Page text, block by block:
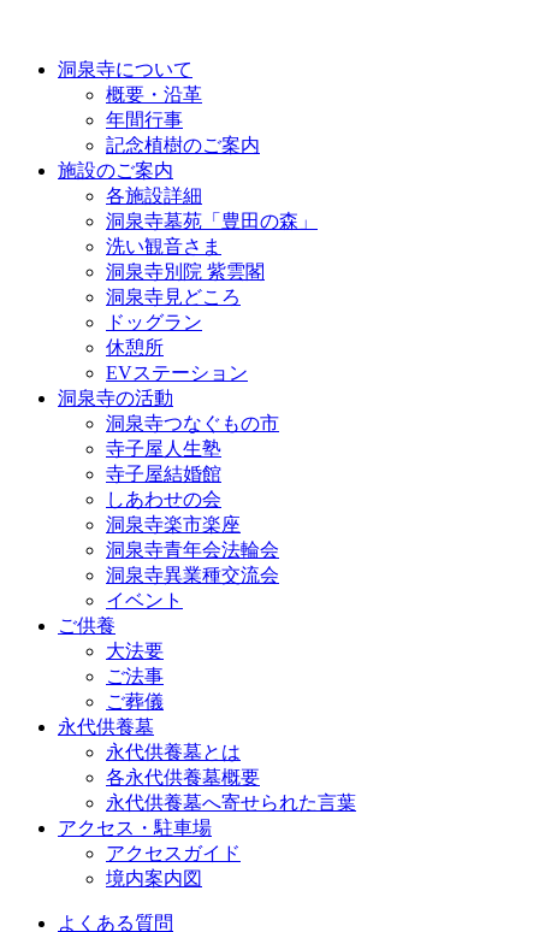
洞泉寺について
概要・沿革
年間行事
記念植樹のご案内
施設のご案内
各施設詳細
洞泉寺墓苑「豊田の森」
洗い観音さま
洞泉寺別院 紫雲閣
洞泉寺見どころ
ドッグラン
休憩所
EVステーション
洞泉寺の活動
洞泉寺つなぐもの市
寺子屋人生塾
寺子屋結婚館
しあわせの会
洞泉寺楽市楽座
洞泉寺青年会法輪会
洞泉寺異業種交流会
イベント
ご供養
大法要
ご法事
ご葬儀
永代供養墓
永代供養墓とは
各永代供養墓概要
永代供養墓へ寄せられた言葉
アクセス・駐車場
アクセスガイド
境内案内図
よくある質問